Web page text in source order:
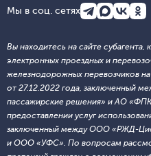
Мы в соц. сетях
Вы находитесь на сайте
электронных проездных и
железнодорожных перевозчиков
от 27.12.2022 года, заключенный
пассажирские решения» и АО
предоставлении услуг
заключенный между ООО «РЖД-
и ООО «УФС». По вопросам